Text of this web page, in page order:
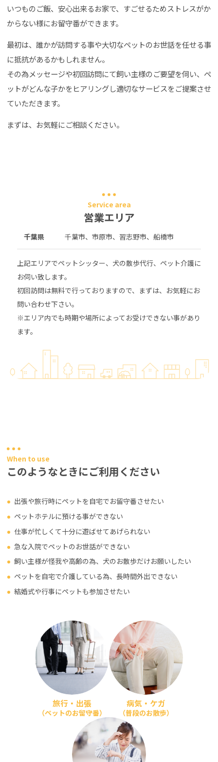
いつものご飯、安心出来るお家で、すごせるためストレスがか
からない様にお留守番ができます。
最初は、誰かが訪問する事や大切なペットのお世話を任せる事
に抵抗があるかもしれません。
その為メッセージや初回訪問にて飼い主様のご要望を伺い、ペ
ットがどんな子かをヒアリングし適切なサービスをご提案させ
ていただきます。
まずは、お気軽にご相談ください。
Service area
営業エリア
千葉県 千葉市、市原市、習志野市、船橋市
上記エリアでペットシッター、犬の散歩代行、ペット介護に
お伺い致します。
初回訪問は無料で行っておりますので、まずは、お気軽にお
問い合わせ下さい。
※エリア内でも時期や場所によってお受けできない事があり
ます。
When to use
このようなときにご利用ください
出張や旅行時にペットを自宅でお留守番させたい
ペットホテルに預ける事ができない
仕事が忙しくて十分に遊ばせてあげられない
急な入院でペットのお世話ができない
飼い主様が怪我や高齢の為、犬のお散歩だけお願いしたい
ペットを自宅で介護している為、長時間外出できない
結婚式や行事にペットも参加させたい
旅行・出張
（ペットのお留守番）
病気・ケガ
（普段のお散歩）